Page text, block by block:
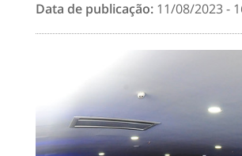
Data de publicação: 11/08/2023 -